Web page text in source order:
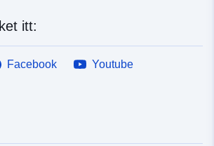
itt:
Facebook
Youtube